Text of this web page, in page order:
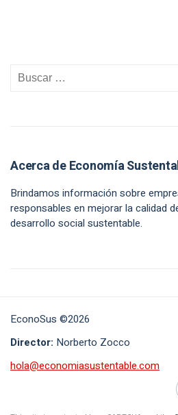
Acerca de Economía
Brindamos información sobre
responsables en mejorar la calidad
desarrollo social sustentable.
EconoSus ©2026
Director: Norberto Zocco
hola@economiasustentable.com